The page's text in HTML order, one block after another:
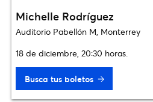
Michelle Rodríguez
Auditorio Pabellón M, Monterrey
18 de diciembre, 20:30 horas.
Busca tus boletos